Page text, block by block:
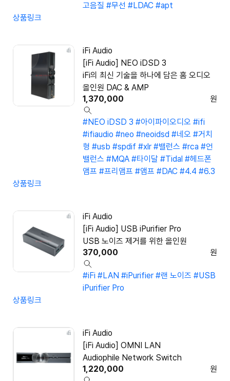
고음질 #무선 #LDAC #apt
상품링크
iFi Audio
[iFi Audio] NEO iDSD 3
iFi의 최신 기술을 하나에 담은 홈 오디오
올인원 DAC & AMP
1,370,000
원
#NEO iDSD 3 #아이파이오디오 #ifi
#ifiaudio #neo #neoidsd #네오 #거치
형 #usb #spdif #xlr #밸런스 #rca #언
밸런스 #MQA #타이달 #Tidal #헤드폰
앰프 #프리앰프 #앰프 #DAC #4.4 #6.3
상품링크
iFi Audio
[iFi Audio] USB iPurifier Pro
USB 노이즈 제거를 위한 올인원
370,000
원
#iFi #LAN #iPurifier #랜 노이즈 #USB
iPurifier Pro
상품링크
iFi Audio
[iFi Audio] OMNI LAN
Audiophile Network Switch
1,220,000
원